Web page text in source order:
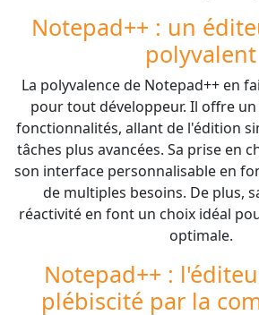
Notepad++ : un
polyvalent
La polyvalence de Notepad++ en
pour tout développeur. Il offre
fonctionnalités, allant de l'édition
tâches plus avancées. Sa prise en
son interface personnalisable en
de multiples besoins. De plus,
réactivité en font un choix idéal
optimale.
Notepad++ :
plébiscité par la